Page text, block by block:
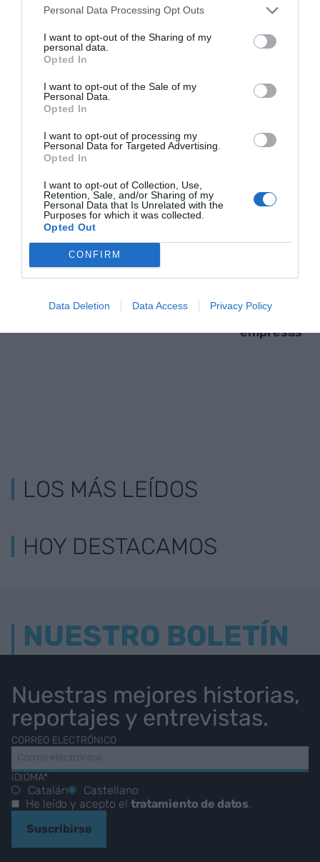
Personal Data Processing Opt Outs
I want to opt-out of the Sharing of my
personal data.
Opted In
I want to opt-out of the Sale of my
Personal Data.
Opted In
I want to opt-out of processing my
Personal Data for Targeted Advertising.
Opted In
I want to opt-out of Collection, Use,
Retention, Sale, and/or Sharing of my
Personal Data that Is Unrelated with the
Purposes for which it was collected.
Opted Out
CONFIRM
Data Deletion Data Access Privacy Policy
RELACIONADAS
La creación de
empresas baja un
6,99% en mayo en
Catalunya
pymes: crean más
ocupación que las
grandes empresas
catalanas
abandone el
contra las
empresas
LOS MÁS LEÍDOS
HOY DESTACAMOS
NUESTRO BOLETÍN
Nuestras mejores historias,
reportajes y entrevistas.
CORREO ELECTRÓNICO
IDIOMA*
Catalán
Castellano
He leído y acepto el tratamiento de datos.
Suscribirse